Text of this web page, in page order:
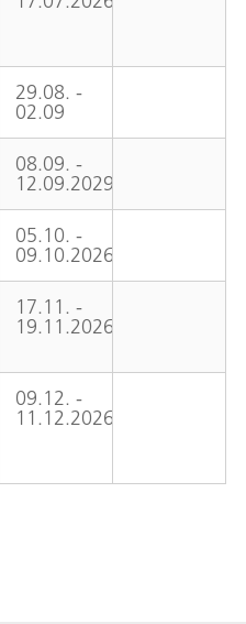
29.08. -
02.09
08.09. -
12.09.2029
05.10. -
09.10.2026
17.11. -
19.11.2026
09.12. -
11.12.2026